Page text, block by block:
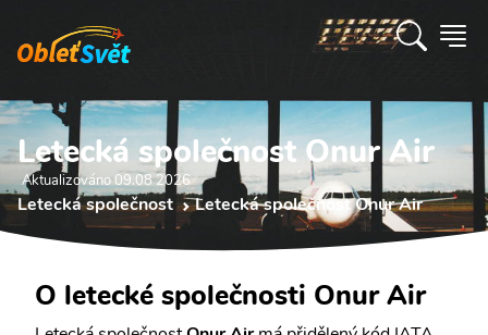
Letecká společnost Onur Air
Aktualizováno 09.08 2026
Letecká společnost Letecká společnost Onur Air
O letecké společnosti Onur Air